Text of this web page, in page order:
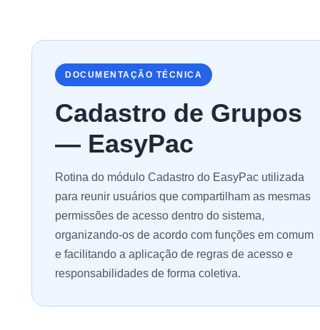
DOCUMENTAÇÃO TÉCNICA
Cadastro de Grupos
— EasyPac
Rotina do módulo Cadastro do EasyPac utilizada
para reunir usuários que compartilham as mesmas
permissões de acesso dentro do sistema,
organizando-os de acordo com funções em comum
e facilitando a aplicação de regras de acesso e
responsabilidades de forma coletiva.